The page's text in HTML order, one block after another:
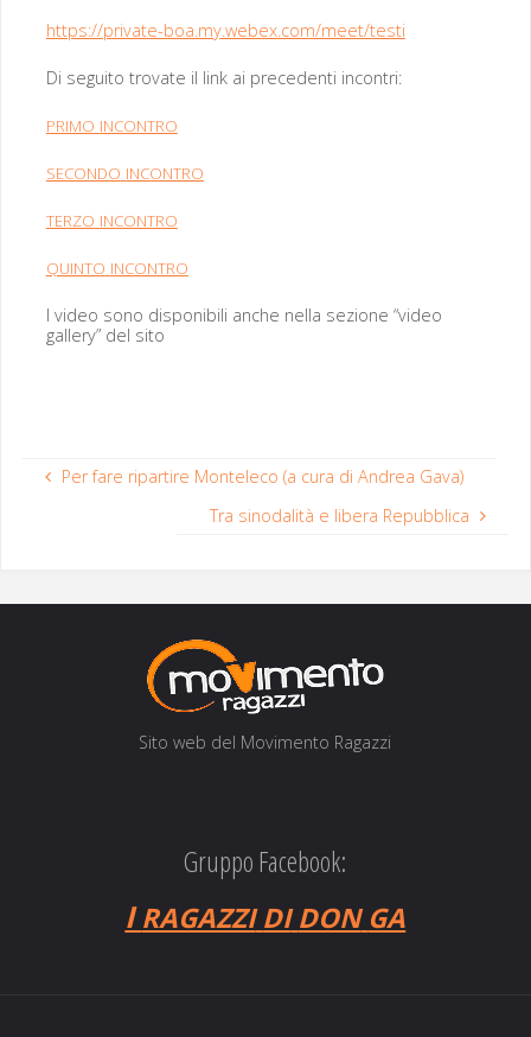
https://private-boa.my.webex.com/meet/testi
Di segui­to trovate il link ai prece­den­ti incontri:
PRIMO INCONTRO
SECONDO INCONTRO
TERZO INCONTRO
QUINTO INCONTRO
I video sono disponi­bili anche nel­la sezione “video
gallery” del sito
Per fare ripartire Monteleco (a cura di Andrea Gava)
Tra sinodalità e libera Repubblica
Sito web del Movi­men­to Ragazzi
Gruppo Facebook:
IRAGAZZI DI DON GA